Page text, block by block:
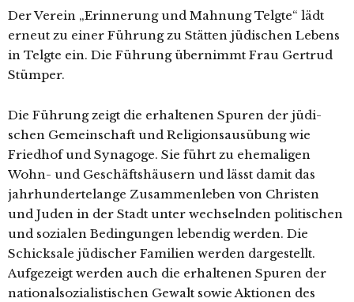
Der Verein „Erinnerung und Mahnung Telgte“ lädt
erneut zu einer Führung zu Stätten jüdi­schen Lebens
in Telgte ein. Die Führung über­nimmt Frau Gertrud
Stümper.
Die Führung zeigt die erhal­te­nen Spuren der jüdi­
schen Gemeinschaft und Religionsausübung wie
Friedhof und Synagoge. Sie führt zu ehe­ma­li­gen
Wohn- und Geschäftshäusern und lässt damit das
jahr­hun­der­te­lan­ge Zusammenleben von Christen
und Juden in der Stadt unter wech­seln­den poli­ti­schen
und sozia­len Bedingungen leben­dig wer­den. Die
Schicksale jüdi­scher Familien wer­den dar­ge­stellt.
Aufgezeigt wer­den auch die erhal­te­nen Spuren der
natio­nal­so­zia­lis­ti­schen Gewalt sowie Aktionen des